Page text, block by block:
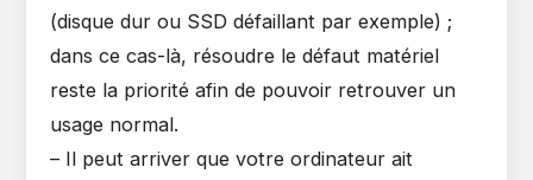
(disque dur ou SSD défaillant par exemple) ;
dans ce cas-là, résoudre le défaut matériel
reste la priorité afin de pouvoir retrouver un
usage normal.
– Il peut arriver que votre ordinateur ait